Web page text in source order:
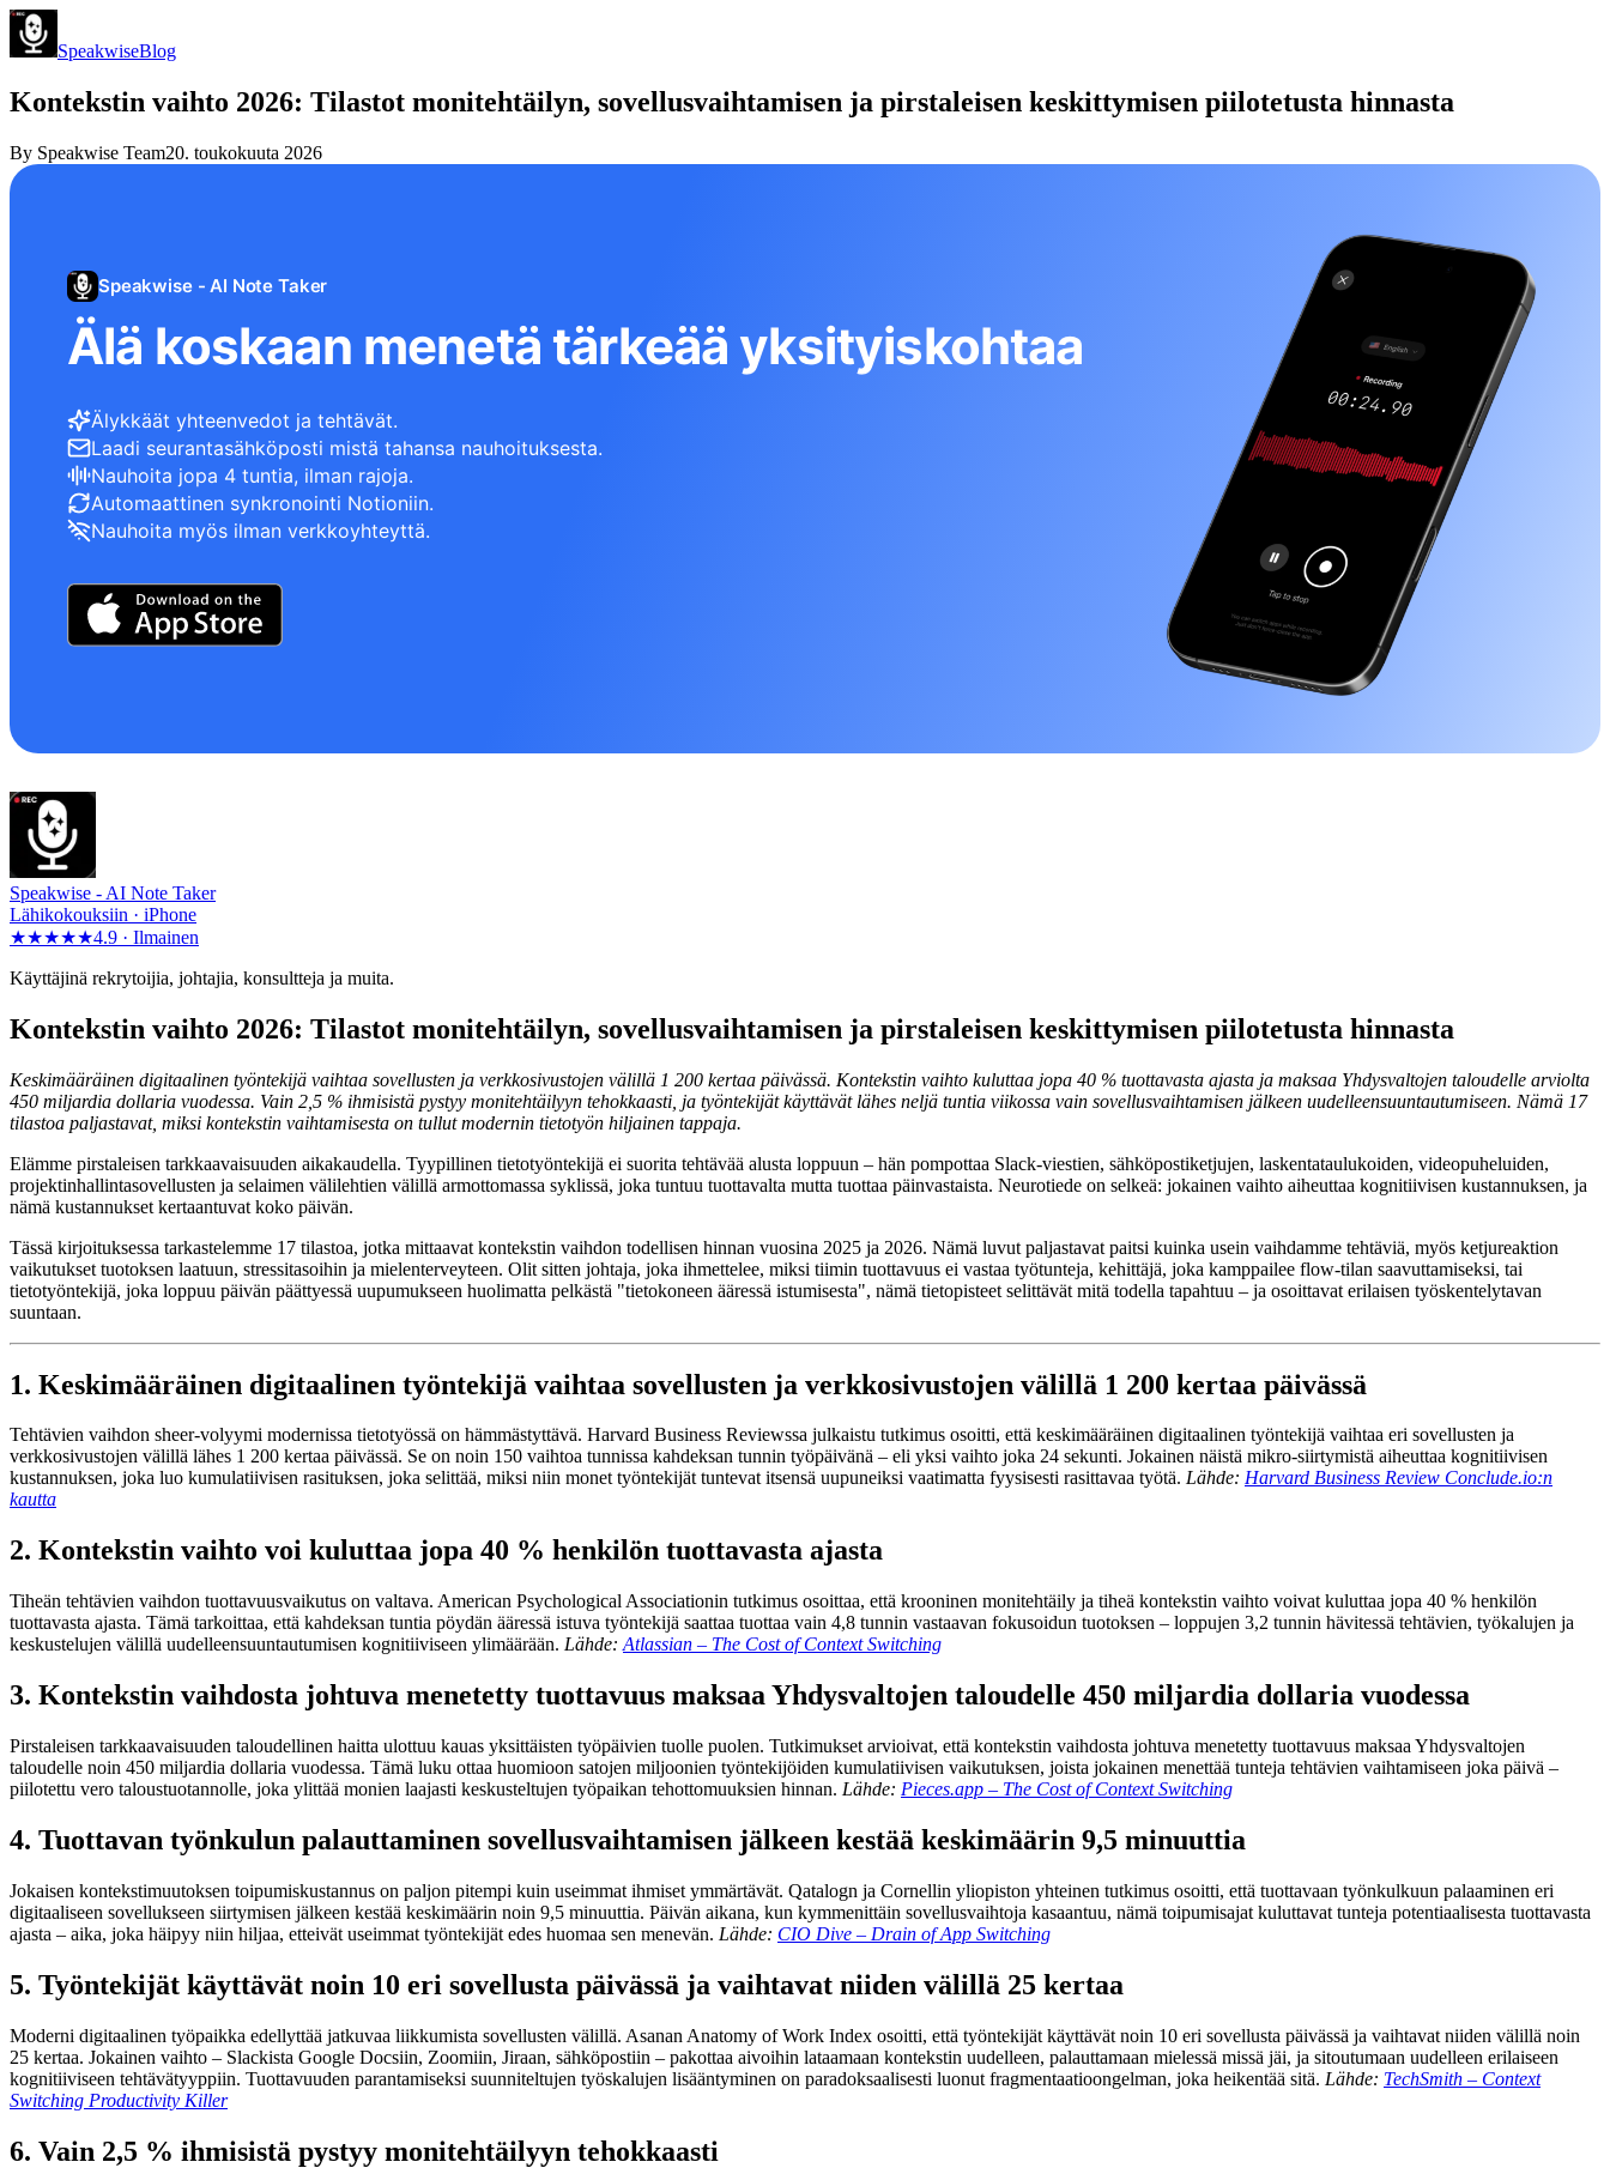
SpeakwiseBlog
Kontekstin vaihto 2026: Tilastot monitehtäilyn, sovellusvaihtamisen ja pirstaleisen keskittymisen piilotetusta hinnasta
By Speakwise Team20. toukokuuta 2026
Speakwise - AI Note Taker
Älä koskaan menetä tärkeää yksityiskohtaa
Älykkäät yhteenvedot ja tehtävät.
Laadi seurantasähköposti mistä tahansa nauhoituksesta.
Nauhoita jopa 4 tuntia, ilman rajoja.
Automaattinen synkronointi Notioniin.
Nauhoita myös ilman verkkoyhteyttä.
Speakwise - AI Note Taker
Lähikokouksiin · iPhone
★★★★★4.9 · Ilmainen
Käyttäjinä rekrytoijia, johtajia, konsultteja ja muita.
Kontekstin vaihto 2026: Tilastot monitehtäilyn, sovellusvaihtamisen ja pirstaleisen keskittymisen piilotetusta hinnasta
Keskimääräinen digitaalinen työntekijä vaihtaa sovellusten ja verkkosivustojen välillä 1 200 kertaa päivässä. Kontekstin vaihto kuluttaa jopa 40 % tuottavasta ajasta ja maksaa Yhdysvaltojen taloudelle arviolta
450 miljardia dollaria vuodessa. Vain 2,5 % ihmisistä pystyy monitehtäilyyn tehokkaasti, ja työntekijät käyttävät lähes neljä tuntia viikossa vain sovellusvaihtamisen jälkeen uudelleensuuntautumiseen. Nämä 17
tilastoa paljastavat, miksi kontekstin vaihtamisesta on tullut modernin tietotyön hiljainen tappaja.
Elämme pirstaleisen tarkkaavaisuuden aikakaudella. Tyypillinen tietotyöntekijä ei suorita tehtävää alusta loppuun – hän pompottaa Slack-viestien, sähköpostiketjujen, laskentataulukoiden, videopuheluiden,
projektinhallintasovellusten ja selaimen välilehtien välillä armottomassa syklissä, joka tuntuu tuottavalta mutta tuottaa päinvastaista. Neurotiede on selkeä: jokainen vaihto aiheuttaa kognitiivisen kustannuksen, ja
nämä kustannukset kertaantuvat koko päivän.
Tässä kirjoituksessa tarkastelemme 17 tilastoa, jotka mittaavat kontekstin vaihdon todellisen hinnan vuosina 2025 ja 2026. Nämä luvut paljastavat paitsi kuinka usein vaihdamme tehtäviä, myös ketjureaktion
vaikutukset tuotoksen laatuun, stressitasoihin ja mielenterveyteen. Olit sitten johtaja, joka ihmettelee, miksi tiimin tuottavuus ei vastaa työtunteja, kehittäjä, joka kamppailee flow-tilan saavuttamiseksi, tai
tietotyöntekijä, joka loppuu päivän päättyessä uupumukseen huolimatta pelkästä "tietokoneen ääressä istumisesta", nämä tietopisteet selittävät mitä todella tapahtuu – ja osoittavat erilaisen työskentelytavan
suuntaan.
1. Keskimääräinen digitaalinen työntekijä vaihtaa sovellusten ja verkkosivustojen välillä 1 200 kertaa päivässä
Tehtävien vaihdon sheer-volyymi modernissa tietotyössä on hämmästyttävä. Harvard Business Reviewssa julkaistu tutkimus osoitti, että keskimääräinen digitaalinen työntekijä vaihtaa eri sovellusten ja
verkkosivustojen välillä lähes 1 200 kertaa päivässä. Se on noin 150 vaihtoa tunnissa kahdeksan tunnin työpäivänä – eli yksi vaihto joka 24 sekunti. Jokainen näistä mikro-siirtymistä aiheuttaa kognitiivisen
kustannuksen, joka luo kumulatiivisen rasituksen, joka selittää, miksi niin monet työntekijät tuntevat itsensä uupuneiksi vaatimatta fyysisesti rasittavaa työtä. Lähde: Harvard Business Review Conclude.io:n
kautta
2. Kontekstin vaihto voi kuluttaa jopa 40 % henkilön tuottavasta ajasta
Tiheän tehtävien vaihdon tuottavuusvaikutus on valtava. American Psychological Associationin tutkimus osoittaa, että krooninen monitehtäily ja tiheä kontekstin vaihto voivat kuluttaa jopa 40 % henkilön
tuottavasta ajasta. Tämä tarkoittaa, että kahdeksan tuntia pöydän ääressä istuva työntekijä saattaa tuottaa vain 4,8 tunnin vastaavan fokusoidun tuotoksen – loppujen 3,2 tunnin hävitessä tehtävien, työkalujen ja
keskustelujen välillä uudelleensuuntautumisen kognitiiviseen ylimäärään. Lähde: Atlassian – The Cost of Context Switching
3. Kontekstin vaihdosta johtuva menetetty tuottavuus maksaa Yhdysvaltojen taloudelle 450 miljardia dollaria vuodessa
Pirstaleisen tarkkaavaisuuden taloudellinen haitta ulottuu kauas yksittäisten työpäivien tuolle puolen. Tutkimukset arvioivat, että kontekstin vaihdosta johtuva menetetty tuottavuus maksaa Yhdysvaltojen
taloudelle noin 450 miljardia dollaria vuodessa. Tämä luku ottaa huomioon satojen miljoonien työntekijöiden kumulatiivisen vaikutuksen, joista jokainen menettää tunteja tehtävien vaihtamiseen joka päivä –
piilotettu vero taloustuotannolle, joka ylittää monien laajasti keskusteltujen työpaikan tehottomuuksien hinnan. Lähde: Pieces.app – The Cost of Context Switching
4. Tuottavan työnkulun palauttaminen sovellusvaihtamisen jälkeen kestää keskimäärin 9,5 minuuttia
Jokaisen kontekstimuutoksen toipumiskustannus on paljon pitempi kuin useimmat ihmiset ymmärtävät. Qatalogn ja Cornellin yliopiston yhteinen tutkimus osoitti, että tuottavaan työnkulkuun palaaminen eri
digitaaliseen sovellukseen siirtymisen jälkeen kestää keskimäärin noin 9,5 minuuttia. Päivän aikana, kun kymmenittäin sovellusvaihtoja kasaantuu, nämä toipumisajat kuluttavat tunteja potentiaalisesta tuottavasta
ajasta – aika, joka häipyy niin hiljaa, etteivät useimmat työntekijät edes huomaa sen menevän. Lähde: CIO Dive – Drain of App Switching
5. Työntekijät käyttävät noin 10 eri sovellusta päivässä ja vaihtavat niiden välillä 25 kertaa
Moderni digitaalinen työpaikka edellyttää jatkuvaa liikkumista sovellusten välillä. Asanan Anatomy of Work Index osoitti, että työntekijät käyttävät noin 10 eri sovellusta päivässä ja vaihtavat niiden välillä noin
25 kertaa. Jokainen vaihto – Slackista Google Docsiin, Zoomiin, Jiraan, sähköpostiin – pakottaa aivoihin lataamaan kontekstin uudelleen, palauttamaan mielessä missä jäi, ja sitoutumaan uudelleen erilaiseen
kognitiiviseen tehtävätyyppiin. Tuottavuuden parantamiseksi suunniteltujen työskalujen lisääntyminen on paradoksaalisesti luonut fragmentaatioongelman, joka heikentää sitä. Lähde: TechSmith – Context
Switching Productivity Killer
6. Vain 2,5 % ihmisistä pystyy monitehtäilyyn tehokkaasti